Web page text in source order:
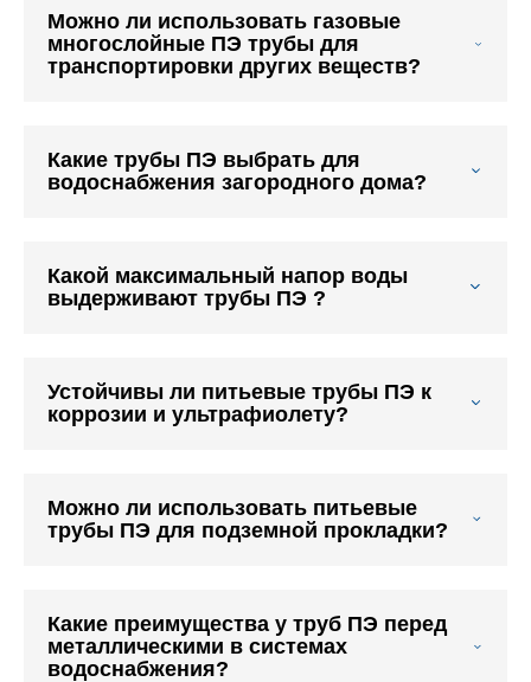
Можно ли использовать газовые
многослойные ПЭ трубы для
транспортировки других веществ?
Какие трубы ПЭ выбрать для
водоснабжения загородного дома?
Какой максимальный напор воды
выдерживают трубы ПЭ ?
Устойчивы ли питьевые трубы ПЭ к
коррозии и ультрафиолету?
Можно ли использовать питьевые
трубы ПЭ для подземной прокладки?
Какие преимущества у труб ПЭ перед
металлическими в системах
водоснабжения?